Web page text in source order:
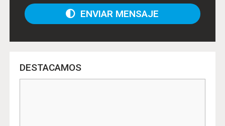
ENVIAR MENSAJE
DESTACAMOS